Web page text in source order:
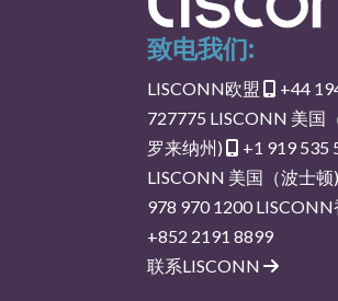
致电我们:
LISCONN欧盟
+44
727775 LISCONN 美国
罗来纳州)
+1 919 535
LISCONN 美国（波士顿)
978 970 1200LISCONN
+852 2191 8899
联系LISCONN